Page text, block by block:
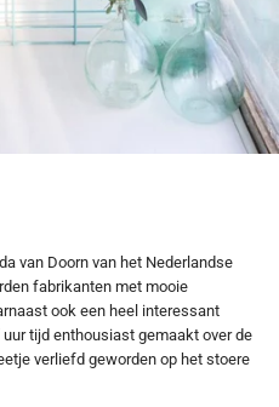
van Doorn van het Nederlandse
fabrikanten met mooie
ook een heel interessant
tijd enthousiast gemaakt over de
verliefd geworden op het stoere